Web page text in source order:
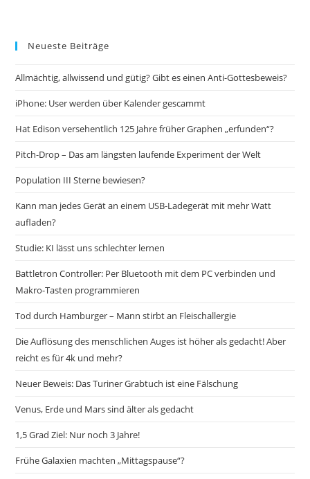
Neueste Beiträge
Allmächtig, allwissend und gütig? Gibt es einen Anti-Gottesbeweis?
iPhone: User werden über Kalender gescammt
Hat Edison versehentlich 125 Jahre früher Graphen „erfunden“?
Pitch-Drop – Das am längsten laufende Experiment der Welt
Population III Sterne bewiesen?
Kann man jedes Gerät an einem USB-Ladegerät mit mehr Watt
aufladen?
Studie: KI lässt uns schlechter lernen
Battletron Controller: Per Bluetooth mit dem PC verbinden und
Makro-Tasten programmieren
Tod durch Hamburger – Mann stirbt an Fleischallergie
Die Auflösung des menschlichen Auges ist höher als gedacht! Aber
reicht es für 4k und mehr?
Neuer Beweis: Das Turiner Grabtuch ist eine Fälschung
Venus, Erde und Mars sind älter als gedacht
1,5 Grad Ziel: Nur noch 3 Jahre!
Frühe Galaxien machten „Mittagspause“?